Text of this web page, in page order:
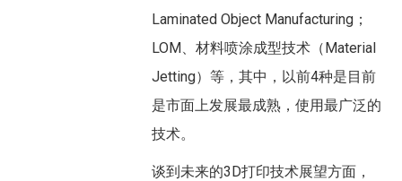
Laminated Object Manufacturing；
LOM、材料喷涂成型技术（Material
Jetting）等，其中，以前4种是目前
是市面上发展最成熟，使用最广泛的
技术。
谈到未来的3D打印技术展望方面，